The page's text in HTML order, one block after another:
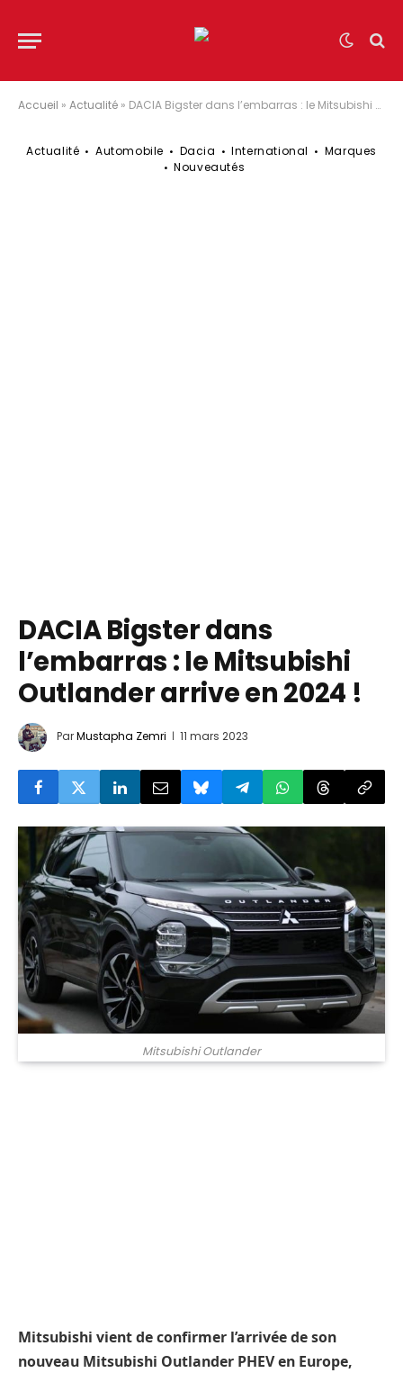
Accueil » Actualité » DACIA Bigster dans l’embarras : le Mitsubishi Outlander arrive en 2024 !
Actualité Automobile Dacia International
Marques
Nouveautés
DACIA Bigster dans
l’embarras : le Mitsubishi
Outlander arrive en 2024 !
ParMustapha Zemri 11 mars 2023
Mitsubishi Outlander
Mitsubishi vient de confirmer l’arrivée de son
nouveau Mitsubishi Outlander PHEV en Europe,